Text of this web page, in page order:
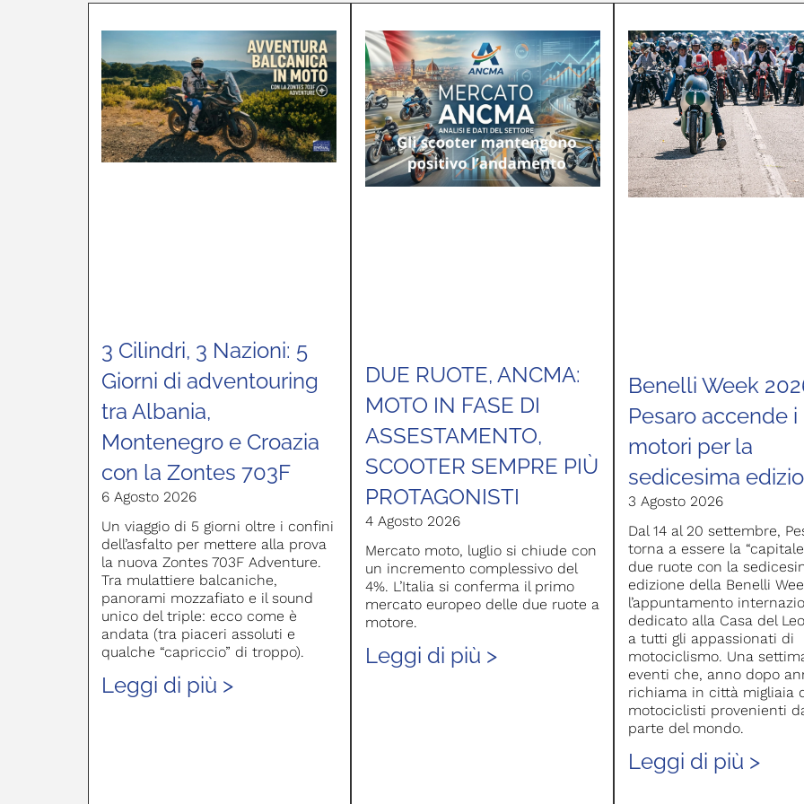
3 Cilindri, 3 Nazioni: 5
Giorni di adventouring
tra Albania,
Montenegro e Croazia
con la Zontes 703F
6 Agosto 2026
Un viaggio di 5 giorni oltre i confini
dell’asfalto per mettere alla prova
la nuova Zontes 703F Adventure.
Tra mulattiere balcaniche,
panorami mozzafiato e il sound
unico del triple: ecco come è
andata (tra piaceri assoluti e
qualche “capriccio” di troppo).
Leggi di più >
DUE RUOTE, ANCMA:
MOTO IN FASE DI
ASSESTAMENTO,
SCOOTER SEMPRE PIÙ
PROTAGONISTI
4 Agosto 2026
Mercato moto, luglio si chiude con
un incremento complessivo del
4%. L’Italia si conferma il primo
mercato europeo delle due ruote a
motore.
Leggi di più >
Benelli Week
Pesaro accende i
motori per la
sedicesima
3 Agosto 2026
Dal 14 al 20 settembre,
torna a essere la
due ruote con la
edizione della Benelli
l’appuntamento
dedicato alla Casa del
a tutti gli appassionati di
motociclismo. Una
eventi che, anno dopo
richiama in città migliaia
motociclisti provenienti
parte del mondo.
Leggi di più >